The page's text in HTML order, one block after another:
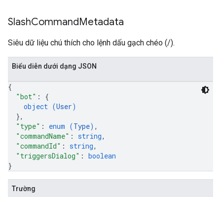
SlashCommandMetadata
Siêu dữ liệu chú thích cho lệnh dấu gạch chéo (/).
Biểu diễn dưới dạng JSON
{
"bot" : {
object (User)
},
"type" : enum (Type) ,
"commandName" : string,
"commandId" : string,
"triggersDialog" : boolean
}
Trường